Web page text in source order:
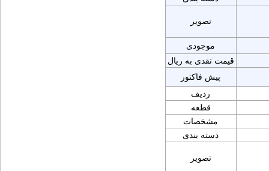
تصویر
موجودی
قیمت نقدی به ریال
پیش فاکتور
ردیف
قطعه
مشخصات
دسته بندی
تصویر